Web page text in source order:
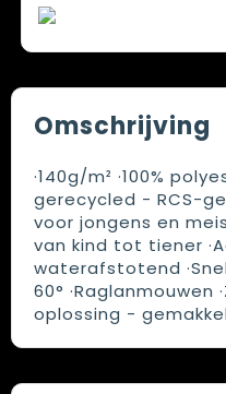
Omschrijving
·140g/m² ·100%
gerecycled - RCS-
voor jongens en
van kind tot tiener
waterafstotend
60° ·Raglanmouwen
oplossing -